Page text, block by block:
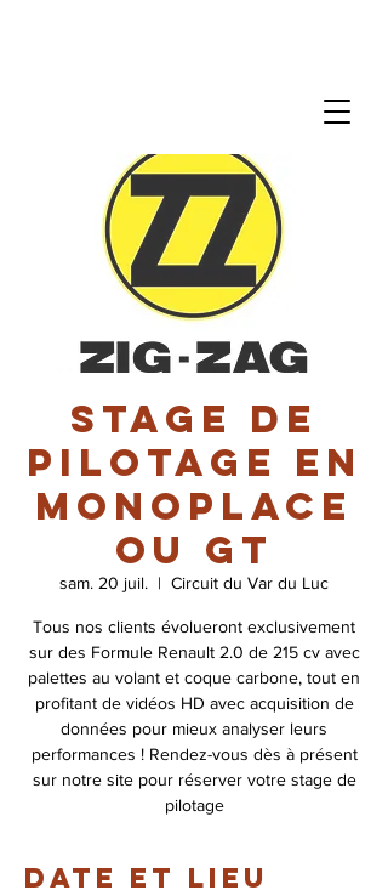
Stage de
pilotage en
monoplace
ou GT
sam. 20 juil.
  |
Circuit du Var du Luc
Tous nos clients évolueront exclusivement
sur des Formule Renault 2.0 de 215 cv avec
palettes au volant et coque carbone, tout en
profitant de vidéos HD avec acquisition de
données pour mieux analyser leurs
performances ! Rendez-vous dès à présent
sur notre site pour réserver votre stage de
pilotage
Date et lieu